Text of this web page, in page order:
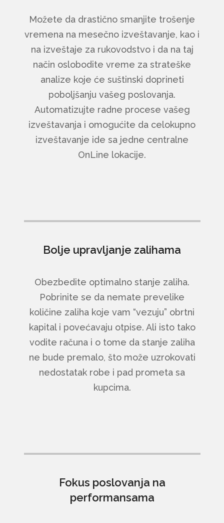
Možete da drastično smanjite trošenje
vremena na mesečno izveštavanje, kao i
na izveštaje za rukovodstvo i da na taj
način oslobodite vreme za strateške
analize koje će suštinski doprineti
poboljšanju vašeg poslovanja.
Automatizujte radne procese vašeg
izveštavanja i omogućite da celokupno
izveštavanje ide sa jedne centralne
OnLine lokacije.
Bolje upravljanje zalihama
Obezbedite optimalno stanje zaliha.
Pobrinite se da nemate prevelike
količine zaliha koje vam “vezuju” obrtni
kapital i povećavaju otpise. Ali isto tako
vodite računa i o tome da stanje zaliha
ne bude premalo, što može uzrokovati
nedostatak robe i pad prometa sa
kupcima.
Fokus poslovanja na
performansama